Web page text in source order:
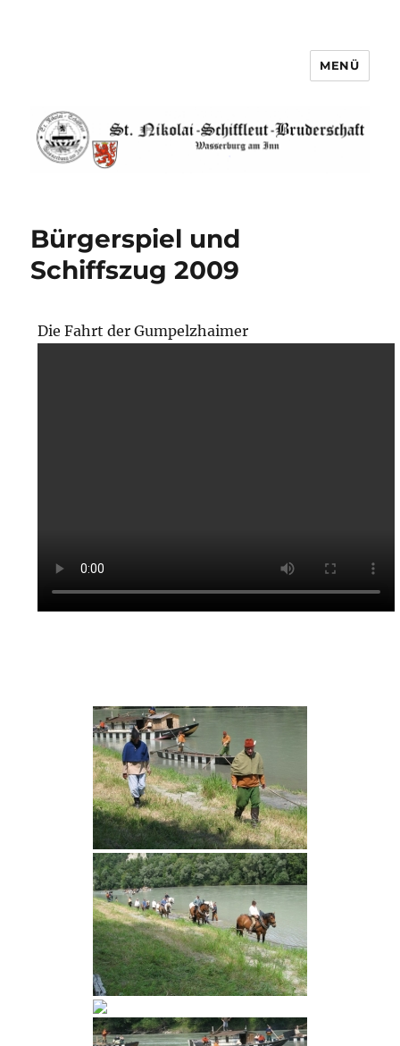
MENÜ
Bürgerspiel und
Schiffszug 2009
Die Fahrt der Gumpelzhaimer